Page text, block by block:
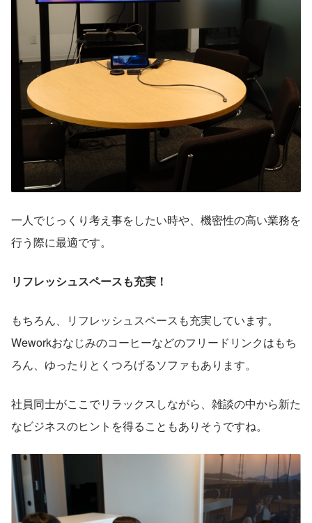
一人でじっくり考え事をしたい時や、機密性の高い業務を
行う際に最適です。
リフレッシュスペースも充実！
もちろん、リフレッシュスペースも充実しています。
Weworkおなじみのコーヒーなどのフリードリンクはもち
ろん、ゆったりとくつろげるソファもあります。
社員同士がここでリラックスしながら、雑談の中から新た
なビジネスのヒントを得ることもありそうですね。